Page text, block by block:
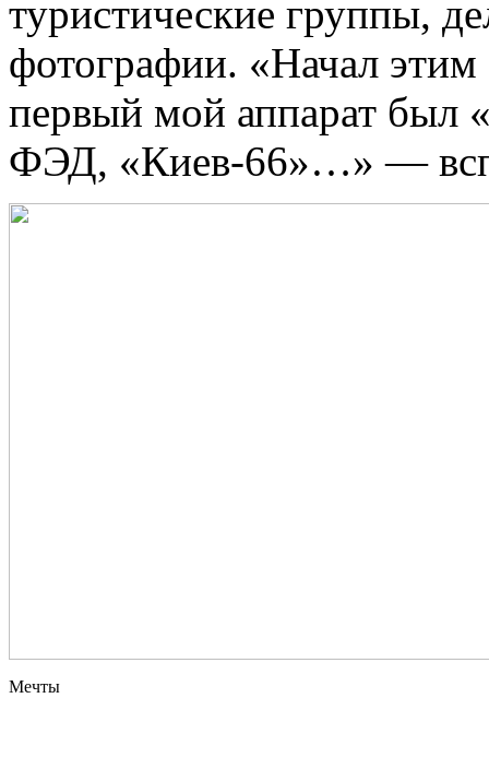
туристические группы,
фотографии. «Начал этим
первый мой аппарат был
ФЭД, «Киев-66»…» —
Мечты